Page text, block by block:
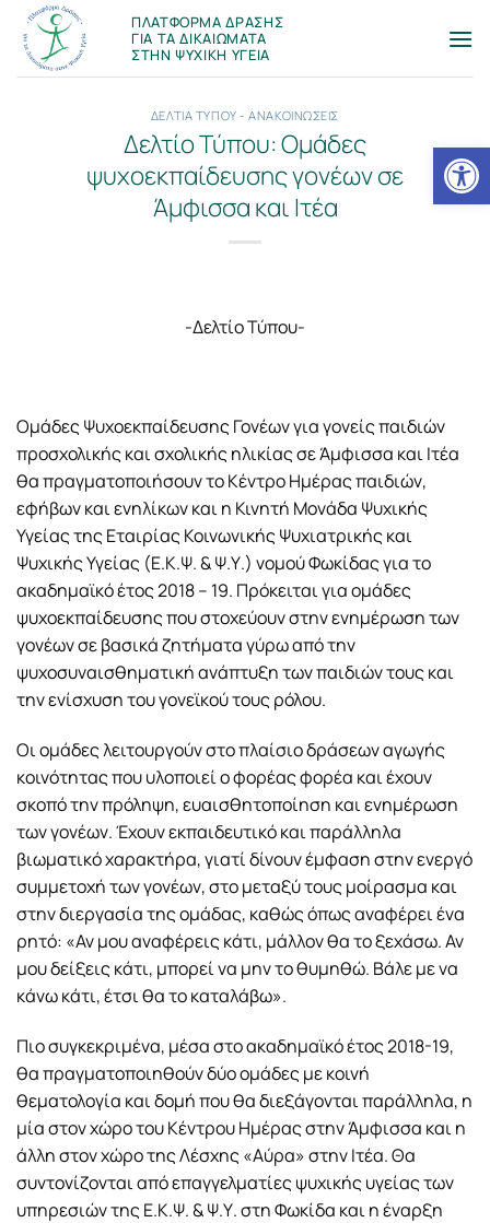
Μετάβαση
στο
περιεχόμενο
ΠΛΑΤΦΟΡΜΑ ΔΡΑΣΗΣ
ΓΙΑ ΤΑ ΔΙΚΑΙΩΜΑΤΑ
ΣΤΗΝ ΨΥΧΙΚΗ ΥΓΕΙΑ
ΔΕΛΤΙΑ ΤΥΠΟΥ - ΑΝΑΚΟΙΝΩΣΕΙΣ
Δελτίο Τύπου: Ομάδες
ψυχοεκπαίδευσης γονέων σε
Άμφισσα και Ιτέα
-Δελτίο Τύπου-
Ομάδες Ψυχοεκπαίδευσης Γονέων για γονείς παιδιών
προσχολικής και σχολικής ηλικίας σε Άμφισσα και Ιτέα
θα πραγματοποιήσουν το Κέντρο Ημέρας παιδιών,
εφήβων και ενηλίκων και η Κινητή Μονάδα Ψυχικής
Υγείας της Εταιρίας Κοινωνικής Ψυχιατρικής και
Ψυχικής Υγείας (Ε.Κ.Ψ. & Ψ.Υ.) νομού Φωκίδας για το
ακαδημαϊκό έτος 2018 – 19. Πρόκειται για ομάδες
ψυχοεκπαίδευσης που στοχεύουν στην ενημέρωση των
γονέων σε βασικά ζητήματα γύρω από την
ψυχοσυναισθηματική ανάπτυξη των παιδιών τους και
την ενίσχυση του γονεϊκού τους ρόλου.
Οι ομάδες λειτουργούν στο πλαίσιο δράσεων αγωγής
κοινότητας που υλοποιεί ο φορέας φορέα και έχουν
σκοπό την πρόληψη, ευαισθητοποίηση και ενημέρωση
των γονέων. Έχουν εκπαιδευτικό και παράλληλα
βιωματικό χαρακτήρα, γιατί δίνουν έμφαση στην ενεργό
συμμετοχή των γονέων, στο μεταξύ τους μοίρασμα και
στην διεργασία της ομάδας, καθώς όπως αναφέρει ένα
ρητό: «Αν μου αναφέρεις κάτι, μάλλον θα το ξεχάσω. Αν
μου δείξεις κάτι, μπορεί να μην το θυμηθώ. Βάλε με να
κάνω κάτι, έτσι θα το καταλάβω».
Πιο συγκεκριμένα, μέσα στο ακαδημαϊκό έτος 2018-19,
θα πραγματοποιηθούν δύο ομάδες με κοινή
θεματολογία και δομή που θα διεξάγονται παράλληλα, η
μία στον χώρο του Κέντρου Ημέρας στην Άμφισσα και η
άλλη στον χώρο της Λέσχης «Αύρα» στην Ιτέα. Θα
συντονίζονται από επαγγελματίες ψυχικής υγείας των
υπηρεσιών της Ε.Κ.Ψ. & Ψ.Υ. στη Φωκίδα και η έναρξη